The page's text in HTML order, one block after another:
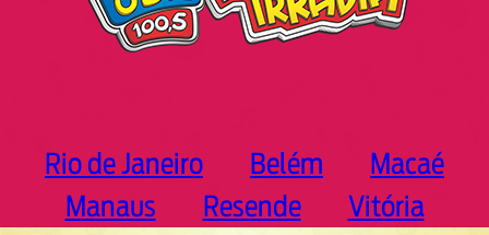
Rio de Janeiro Belém
Macaé
Manaus
Resende Vitória